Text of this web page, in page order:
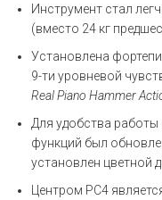
Инструмент стал
(вместо 24 кг
Установлена
9-ти уровневой
Real Piano Hammer
Для удобства
функций был
установлен цветной
Центром PC4